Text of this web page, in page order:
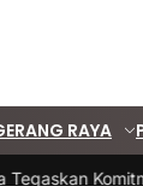
RAYA